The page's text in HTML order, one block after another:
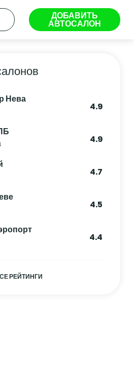
ДОБАВИТЬ
АВТОСАЛОН
Нева
4.9
4.9
4.7
4.5
4.4
РЕЙТИНГИ